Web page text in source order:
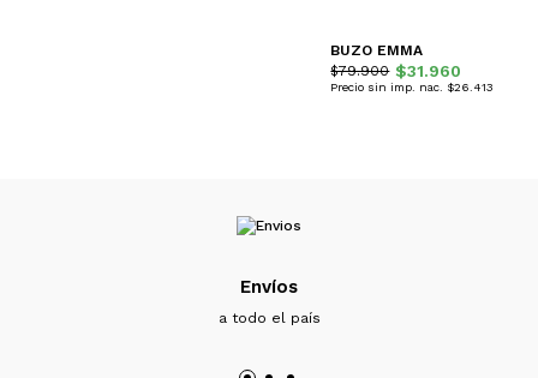
BUZO EMMA
$79.900 $31.960
Precio sin imp. nac. $26.413
Envíos
a todo el país